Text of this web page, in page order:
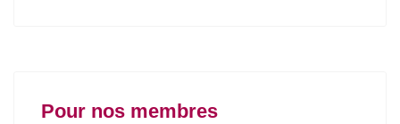
Pour nos membres